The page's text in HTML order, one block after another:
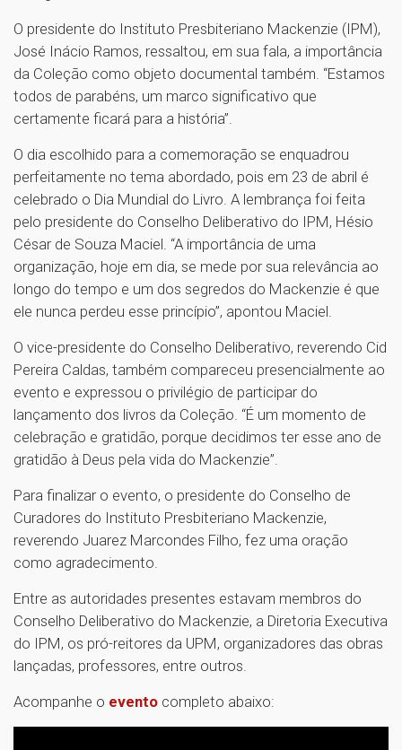
O presidente do Instituto Presbiteriano Mackenzie (IPM),
José Inácio Ramos, ressaltou, em sua fala, a importância
da Coleção como objeto documental também. “Estamos
todos de parabéns, um marco significativo que
certamente ficará para a história”.
O dia escolhido para a comemoração se enquadrou
perfeitamente no tema abordado, pois em 23 de abril é
celebrado o Dia Mundial do Livro. A lembrança foi feita
pelo presidente do Conselho Deliberativo do IPM, Hésio
César de Souza Maciel. “A importância de uma
organização, hoje em dia, se mede por sua relevância ao
longo do tempo e um dos segredos do Mackenzie é que
ele nunca perdeu esse princípio”, apontou Maciel.
O vice-presidente do Conselho Deliberativo, reverendo Cid
Pereira Caldas, também compareceu presencialmente ao
evento e expressou o privilégio de participar do
lançamento dos livros da Coleção. “É um momento de
celebração e gratidão, porque decidimos ter esse ano de
gratidão à Deus pela vida do Mackenzie”.
Para finalizar o evento, o presidente do Conselho de
Curadores do Instituto Presbiteriano Mackenzie,
reverendo Juarez Marcondes Filho, fez uma oração
como agradecimento.
Entre as autoridades presentes estavam membros do
Conselho Deliberativo do Mackenzie, a Diretoria Executiva
do IPM, os pró-reitores da UPM, organizadores das obras
lançadas, professores, entre outros.
Acompanhe o evento completo abaixo: